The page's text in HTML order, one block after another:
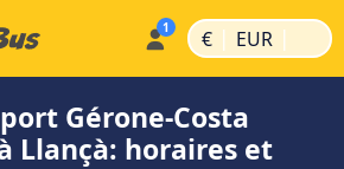
€ | EUR |
Gérone-Costa
Llançà: horaires et